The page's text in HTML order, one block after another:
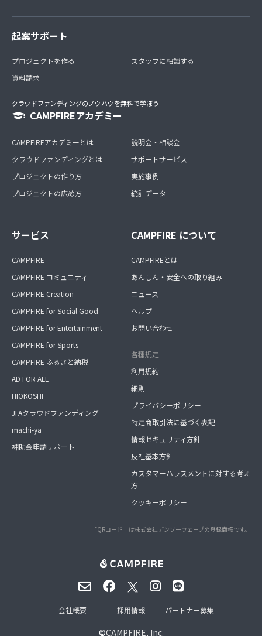
起案サポート
プロジェクトを作る
資料請求
スタッフに相談する
クラウドファンディングのノウハウを無料で学ぼう
CAMPFIREアカデミー
CAMPFIREアカデミーとは
クラウドファンディングとは
プロジェクトの作り方
プロジェクトの広め方
説明会・相談会
サポートサービス
実施事例
統計データ
サービス
CAMPFIRE
CAMPFIRE コミュニティ
CAMPFIRE Creation
CAMPFIRE for Social Good
CAMPFIRE for Entertainment
CAMPFIRE for Sports
CAMPFIRE ふるさと納税
AD FOR ALL
HIOKOSHI
JFAクラウドファンディング
machi-ya
補助金申請サポート
CAMPFIRE について
CAMPFIREとは
あんしん・安全への取り組み
ニュース
ヘルプ
お問い合わせ
各種規定
利用規約
細則
プライバシーポリシー
特定商取引法に基づく表記
情報セキュリティ方針
反社基本方針
カスタマーハラスメントに対する考え
方
クッキーポリシー
「QRコード」は株式会社デンソーウェーブの登録商標です。
©CAMPFIRE, Inc.
会社概要 採用情報 パートナー募集